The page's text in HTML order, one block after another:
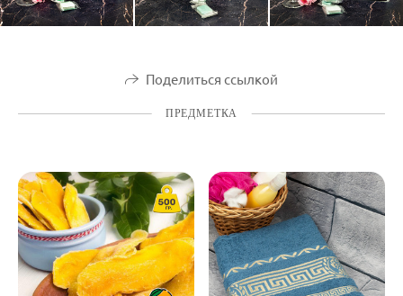
Поделиться ссылкой
ПРЕДМЕТКА